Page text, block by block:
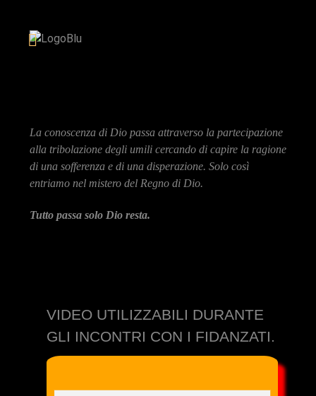
La conoscenza di Dio passa attraverso la partecipazione
alla tribolazione degli umili cercando di capire la ragione
di una sofferenza e di una disperazione. Solo così
entriamo nel mistero del Regno di Dio.
Tutto passa solo Dio resta.
VIDEO UTILIZZABILI DURANTE
GLI INCONTRI CON I FIDANZATI.